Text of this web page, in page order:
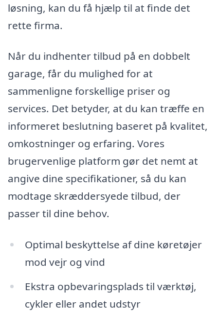
løsning, kan du få hjælp til at finde det
rette firma.
Når du indhenter tilbud på en dobbelt
garage, får du mulighed for at
sammenligne forskellige priser og
services. Det betyder, at du kan træffe en
informeret beslutning baseret på kvalitet,
omkostninger og erfaring. Vores
brugervenlige platform gør det nemt at
angive dine specifikationer, så du kan
modtage skræddersyede tilbud, der
passer til dine behov.
Optimal beskyttelse af dine køretøjer
mod vejr og vind
Ekstra opbevaringsplads til værktøj,
cykler eller andet udstyr